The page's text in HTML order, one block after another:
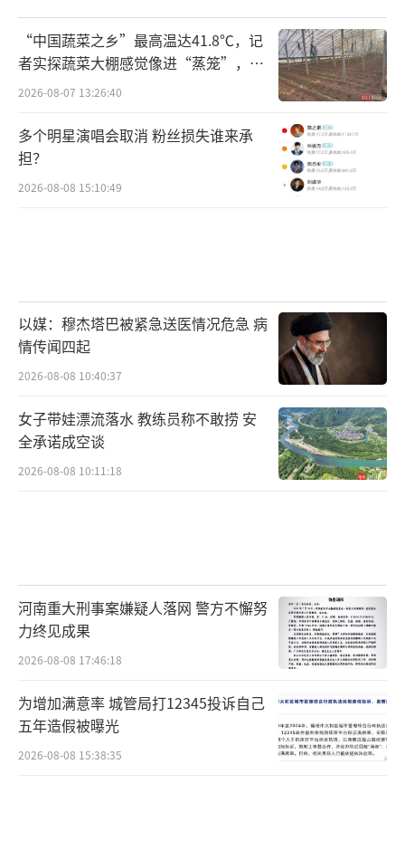
“中国蔬菜之乡”最高温达41.8℃，记
者实探蔬菜大棚感觉像进“蒸笼”，有
村民称只能凌晨两点起来干活
2026-08-07 13:26:40
多个明星演唱会取消 粉丝损失谁来承
担？
2026-08-08 15:10:49
以媒：穆杰塔巴被紧急送医情况危急 病
情传闻四起
2026-08-08 10:40:37
女子带娃漂流落水 教练员称不敢捞 安
全承诺成空谈
2026-08-08 10:11:18
河南重大刑事案嫌疑人落网 警方不懈努
力终见成果
2026-08-08 17:46:18
为增加满意率 城管局打12345投诉自己
五年造假被曝光
2026-08-08 15:38:35